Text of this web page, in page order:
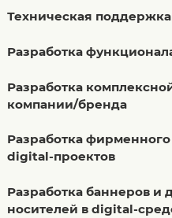
Техническая
Разработка
Разработка
компании/бренда
Разработка
digital-проектов
Разработка баннеров и
носителей в digital-